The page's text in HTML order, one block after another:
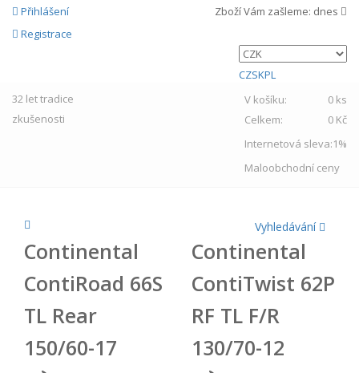
Přihlášení
Registrace
Zboží Vám zašleme: dnes
CZSKPL
32 lettradice
zkušenosti
V košíku:
0 ks
Celkem:
0 Kč
Internetová sleva:1%
Maloobchodní ceny
Vyhledávání
Continental
ContiRoad 66S
TL Rear
150/60-17
Continental
ContiTwist 62P
RF TL F/R
130/70-12